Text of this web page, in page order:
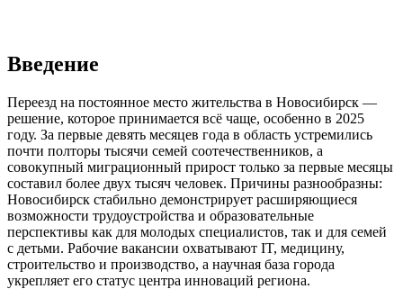
Введение
Переезд на постоянное место жительства в Новосибирск —
решение, которое принимается всё чаще, особенно в 2025
году. За первые девять месяцев года в область устремились
почти полторы тысячи семей соотечественников, а
совокупный миграционный прирост только за первые месяцы
составил более двух тысяч человек. Причины разнообразны:
Новосибирск стабильно демонстрирует расширяющиеся
возможности трудоустройства и образовательные
перспективы как для молодых специалистов, так и для семей
с детьми. Рабочие вакансии охватывают IT, медицину,
строительство и производство, а научная база города
укрепляет его статус центра инноваций региона.